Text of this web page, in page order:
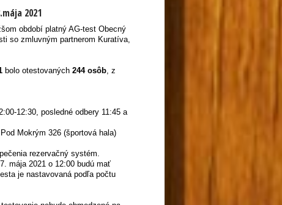
2021
období platný AG-test Obecný
so zmluvným partnerom Kuratíva,
bolo otestovaných 244 osôb, z
12:30, posledné odbery 11:45 a
Mokrým 326 (športová hala)
rezervačný systém.
mája 2021 o 12:00 budú mať
je nastavovaná podľa počtu